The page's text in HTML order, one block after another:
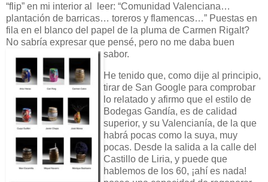
“flip” en mi interior al leer: “Comunidad Valenciana…
plantación de barricas… toreros y flamencas…” Puestas en
fila en el blanco del papel de la pluma de Carmen Rigalt?
No sabría expresar que pensé, pero no me daba buen
sabor.
He tenido que, como dije al principio,
tirar de San Google para comprobar
lo relatado y afirmo que el estilo de
Bodegas Gandía, es de calidad
superior, y su Valencianía, de la que
habrá pocas como la suya, muy
pocas. Desde la salida a la calle del
Castillo de Liria, y puede que
hablemos de los 60, ¡ahí es nada!